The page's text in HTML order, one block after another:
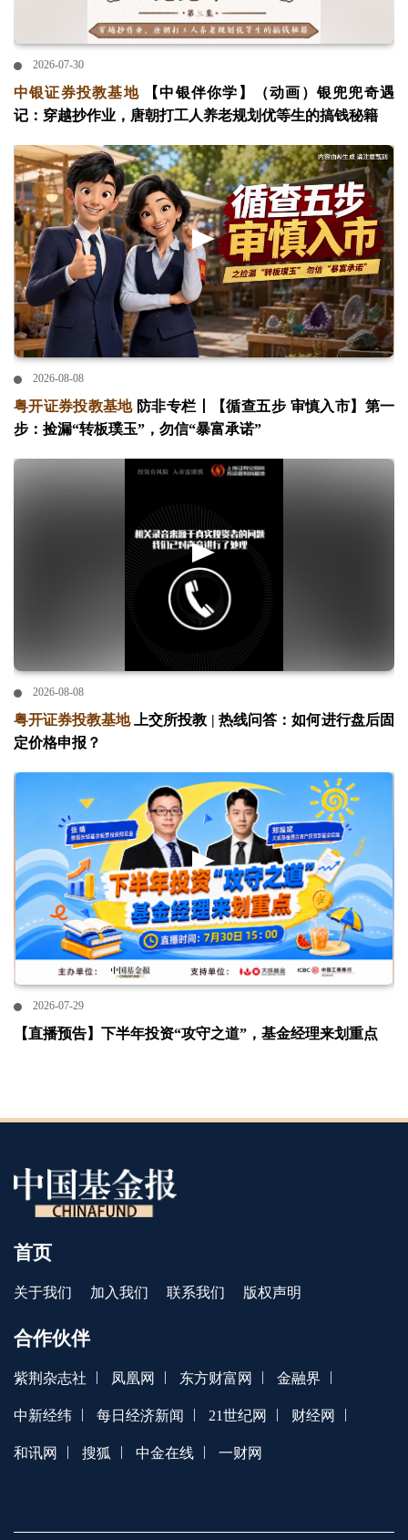
2026-07-30
中银证券投教基地
【中银伴你学】（动画）银兜兜奇遇
记：穿越抄作业，唐朝打工人养老规划优等生的搞钱秘籍
2026-08-08
粤开证券投教基地 防非专栏丨【循查五步 审慎入市】第一
步：捡漏“转板璞玉”，勿信“暴富承诺”
2026-08-08
粤开证券投教基地
上交所投教 | 热线问答：如何进行盘后固
定价格申报？
2026-07-29
【直播预告】下半年投资“攻守之道”，基金经理来划重点
首页
关于我们 加入我们 联系我们 版权声明
合作伙伴
紫荆杂志社 | 凤凰网 | 东方财富网 | 金融界 |
中新经纬 | 每日经济新闻 | 21世纪网 | 财经网 |
和讯网 | 搜狐 | 中金在线 | 一财网